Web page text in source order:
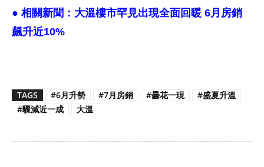
● 相關新聞： 大溫樓市罕見出現全面回暖 6月房銷
飆升近10%
TAGS #6月升勢 #7月房銷 #曇花一現
#盛夏升溫
#驟減近一成
大溫